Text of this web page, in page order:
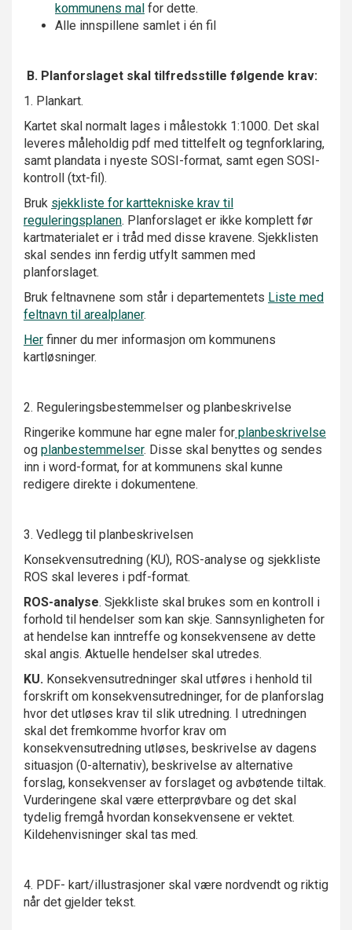
kommunens mal for dette.
Alle innspillene samlet i én fil
B. Planforslaget skal tilfredsstille følgende krav:
1. Plankart.
Kartet skal normalt lages i målestokk 1:1000. Det skal
leveres måleholdig pdf med tittelfelt og tegnforklaring,
samt plandata i nyeste SOSI-format, samt egen SOSI-
kontroll (txt-fil).
Bruk sjekkliste for karttekniske krav til
reguleringsplanen. Planforslaget er ikke komplett før
kartmaterialet er i tråd med disse kravene. Sjekklisten
skal sendes inn ferdig utfylt sammen med
planforslaget.
Bruk feltnavnene som står i departementets Liste med
feltnavn til arealplaner.
Her finner du mer informasjon om kommunens
kartløsninger.
2. Reguleringsbestemmelser og planbeskrivelse
Ringerike kommune har egne maler for planbeskrivelse
og planbestemmelser. Disse skal benyttes og sendes
inn i word-format, for at kommunens skal kunne
redigere direkte i dokumentene.
3. Vedlegg til planbeskrivelsen
Konsekvensutredning (KU), ROS-analyse og sjekkliste
ROS skal leveres i pdf-format.
ROS-analyse. Sjekkliste skal brukes som en kontroll i
forhold til hendelser som kan skje. Sannsynligheten for
at hendelse kan inntreffe og konsekvensene av dette
skal angis. Aktuelle hendelser skal utredes.
KU. Konsekvensutredninger skal utføres i henhold til
forskrift om konsekvensutredninger, for de planforslag
hvor det utløses krav til slik utredning. I utredningen
skal det fremkomme hvorfor krav om
konsekvensutredning utløses, beskrivelse av dagens
situasjon (0-alternativ), beskrivelse av alternative
forslag, konsekvenser av forslaget og avbøtende tiltak.
Vurderingene skal være etterprøvbare og det skal
tydelig fremgå hvordan konsekvensene er vektet.
Kildehenvisninger skal tas med.
4. PDF- kart/illustrasjoner skal være nordvendt og riktig
når det gjelder tekst.